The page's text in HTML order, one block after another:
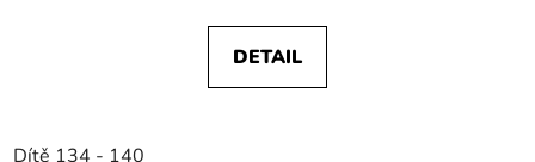
DETAIL
Dítě 134 - 140